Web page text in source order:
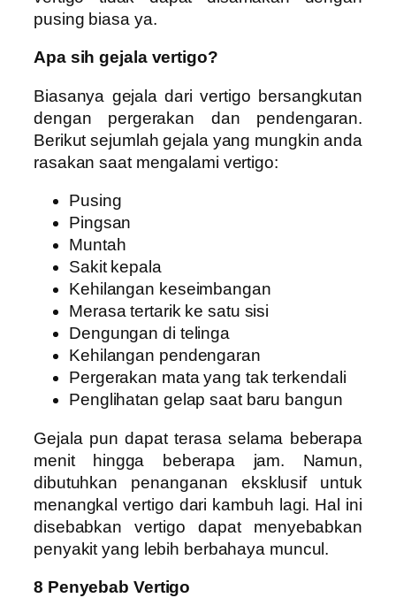
pusing biasa ya.
Apa sih gejala vertigo?
Biasanya gejala dari vertigo bersangkutan
dengan pergerakan dan pendengaran.
Berikut sejumlah gejala yang mungkin anda
rasakan saat mengalami vertigo:
Pusing
Pingsan
Muntah
Sakit kepala
Kehilangan keseimbangan
Merasa tertarik ke satu sisi
Dengungan di telinga
Kehilangan pendengaran
Pergerakan mata yang tak terkendali
Penglihatan gelap saat baru bangun
Gejala pun dapat terasa selama beberapa
menit hingga beberapa jam. Namun,
dibutuhkan penanganan eksklusif untuk
menangkal vertigo dari kambuh lagi. Hal ini
disebabkan vertigo dapat menyebabkan
penyakit yang lebih berbahaya muncul.
8 Penyebab Vertigo